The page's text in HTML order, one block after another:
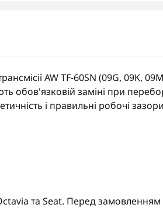
AW TF-60SN (09G, 09K,
обов'язковій заміні при
і правильні робочі
та Seat. Перед замовленням